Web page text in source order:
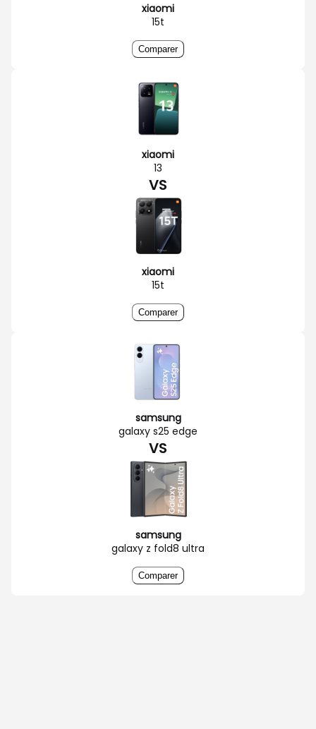
xiaomi
15t
Comparer
xiaomi
13
VS
xiaomi
15t
Comparer
samsung
galaxy s25 edge
VS
samsung
galaxy z fold8 ultra
Comparer